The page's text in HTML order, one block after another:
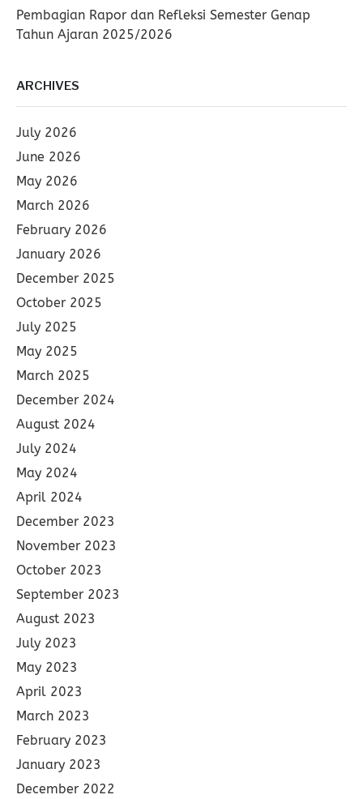
Pembagian Rapor dan Refleksi Semester Genap
Tahun Ajaran 2025/2026
ARCHIVES
July 2026
June 2026
May 2026
March 2026
February 2026
January 2026
December 2025
October 2025
July 2025
May 2025
March 2025
December 2024
August 2024
July 2024
May 2024
April 2024
December 2023
November 2023
October 2023
September 2023
August 2023
July 2023
May 2023
April 2023
March 2023
February 2023
January 2023
December 2022